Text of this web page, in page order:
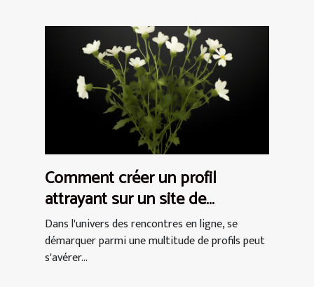
Comment créer un profil
attrayant sur un site de
rencontres pour femmes
Dans l'univers des rencontres en ligne, se
démarquer parmi une multitude de profils peut
s'avérer...